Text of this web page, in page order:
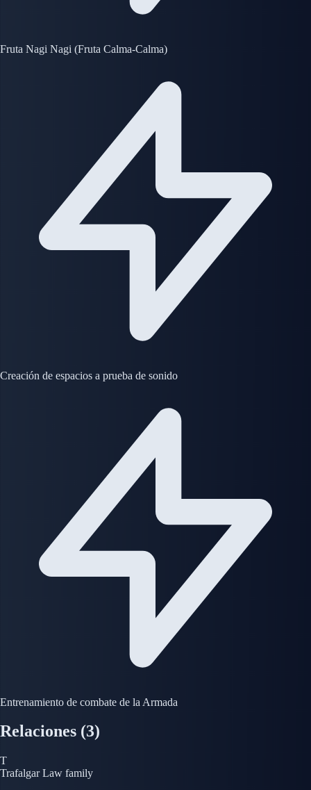
Fruta Nagi Nagi (Fruta Calma-Calma)
Creación de espacios a prueba de sonido
Entrenamiento de combate de la Armada
Relaciones (3)
T
Trafalgar Law family